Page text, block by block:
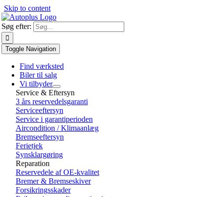
Skip to content
Søg efter:
Toggle Navigation
Find værksted
Biler til salg
Vi tilbyder
Service & Eftersyn
3 års reservedelsgaranti
Serviceeftersyn
Service i garantiperioden
Aircondition / Klimaanlæg
Bremseeftersyn
Ferietjek
Synsklargøring
Reparation
Reservedele af OE-kvalitet
Bremer & Bremseskiver
Forsikringsskader